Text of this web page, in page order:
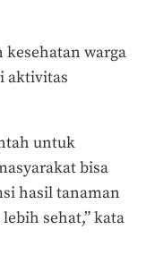
warga
aktivitas
untuk
bisa
hasil tanaman
sehat,” kata